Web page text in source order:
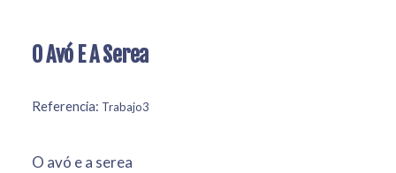
O Avó E A Serea
Referencia: Trabajo3
O avó e a serea